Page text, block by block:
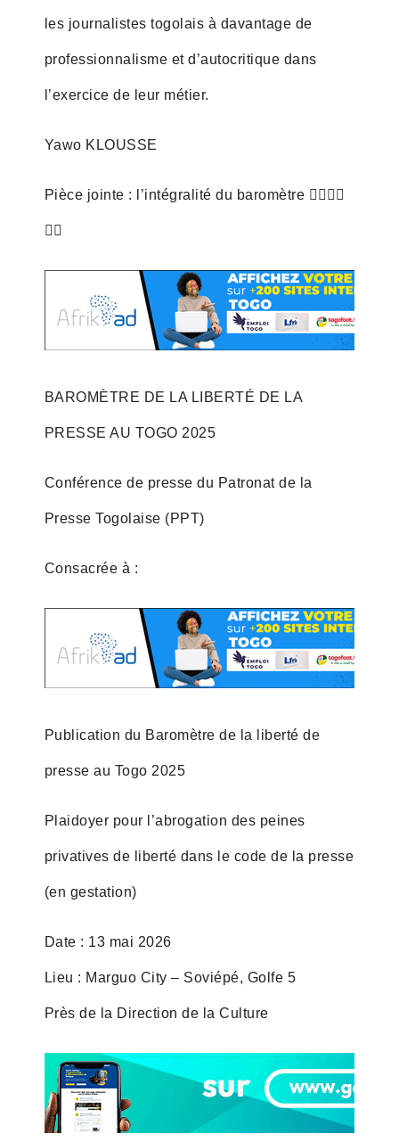
les journalistes togolais à davantage de
professionnalisme et d’autocritique dans
l’exercice de leur métier.
Yawo KLOUSSE
Pièce jointe : l’intégralité du baromètre 👇🏽👇🏽
👇🏽
BAROMÈTRE DE LA LIBERTÉ DE LA
PRESSE AU TOGO 2025
Conférence de presse du Patronat de la
Presse Togolaise (PPT)
Consacrée à :
Publication du Baromètre de la liberté de
presse au Togo 2025
Plaidoyer pour l’abrogation des peines
privatives de liberté dans le code de la presse
(en gestation)
Date : 13 mai 2026
Lieu : Marguo City – Soviépé, Golfe 5
Près de la Direction de la Culture